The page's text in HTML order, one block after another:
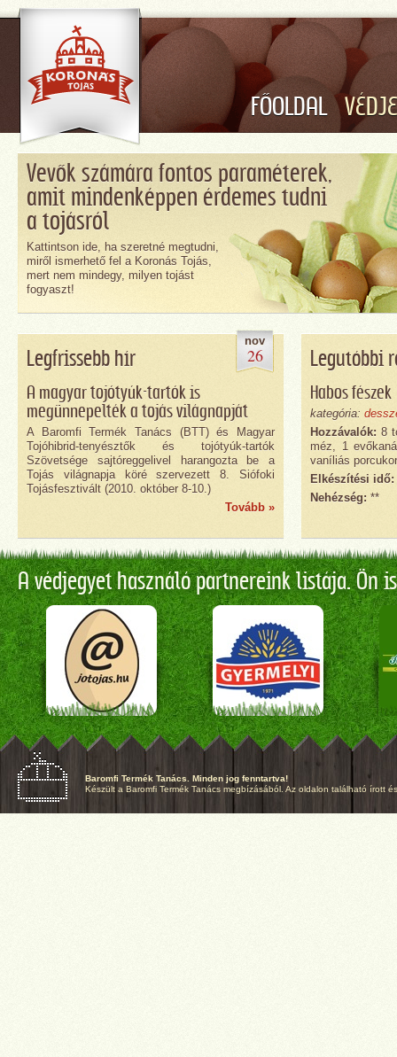
FŐOLDAL
Vevők számára fontos paraméterek,
amit mindenképpen érdemes tudni
a tojásról
Kattintson ide, ha szeretné megtudni,
miről ismerhető fel a Koronás Tojás,
mert nem mindegy, milyen tojást
fogyaszt!
Legfrissebb hír
A magyar tojótyúk-tartók is
megünnepelték a tojás világnapját
nov
26
A Baromfi Termék Tanács (BTT) és Magyar
Tojóhibrid-tenyésztők és tojótyúk-tartók
Szövetsége sajtóreggelivel harangozta be a
Tojás világnapja köré szervezett 8. Siófoki
Tojásfesztivált (2010. október 8-10.)
Tovább »
Legutóbbi
Habos fészek
kategória:
Hozzávalók: 8
méz, 1
vaníliás porcukor
Elkészítési idő:
Nehézség: **
A védjegyet használó partnereink listája. Ön
Baromfi Termék Tanács. Minden jog fenntartva!
Készült a Baromfi Termék Tanács megbízásából. Az oldalon található írott